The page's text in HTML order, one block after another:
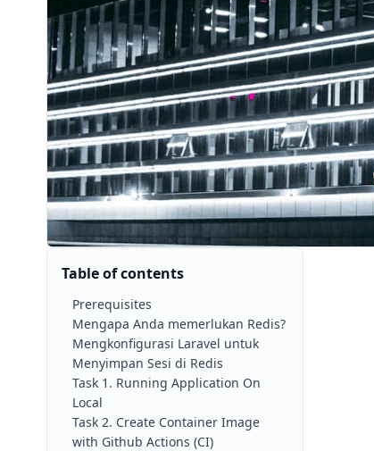
Table of contents
Prerequisites
Mengapa Anda memerlukan Redis?
Mengkonfigurasi Laravel untuk
Menyimpan Sesi di Redis
Task 1. Running Application On
Local
Task 2. Create Container Image
with Github Actions (CI)